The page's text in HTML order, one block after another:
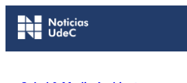
Saltar